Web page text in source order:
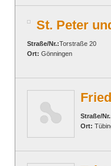
St. Peter
Straße/Nr.:Torstraße 20
Ort: Gönningen
Straße/
Ort: